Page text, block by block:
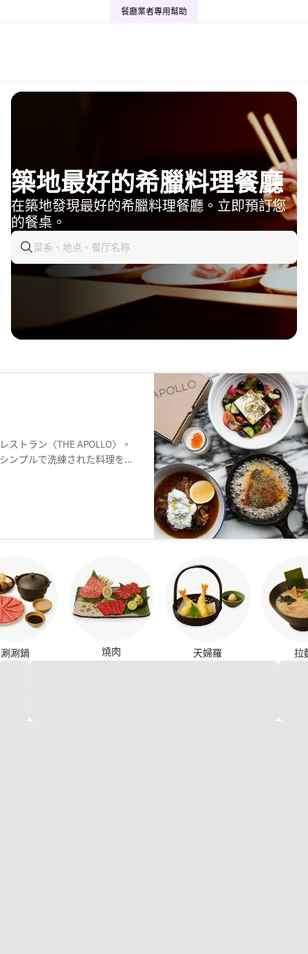
餐廳業者專用幫助
築地最好的希臘料理餐廳
在築地發現最好的希臘料理餐廳。立即預訂您
的餐桌。
トラン〈THE APOLLO〉。
ンプルで洗練された料理を提
涮涮鍋 燒肉 天婦羅 拉